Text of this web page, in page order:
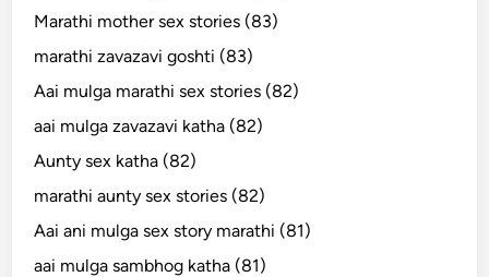
Marathi mother sex stories (83)
marathi zavazavi goshti (83)
Aai mulga marathi sex stories (82)
aai mulga zavazavi katha (82)
Aunty sex katha (82)
marathi aunty sex stories (82)
Aai ani mulga sex story marathi (81)
aai mulga sambhog katha (81)